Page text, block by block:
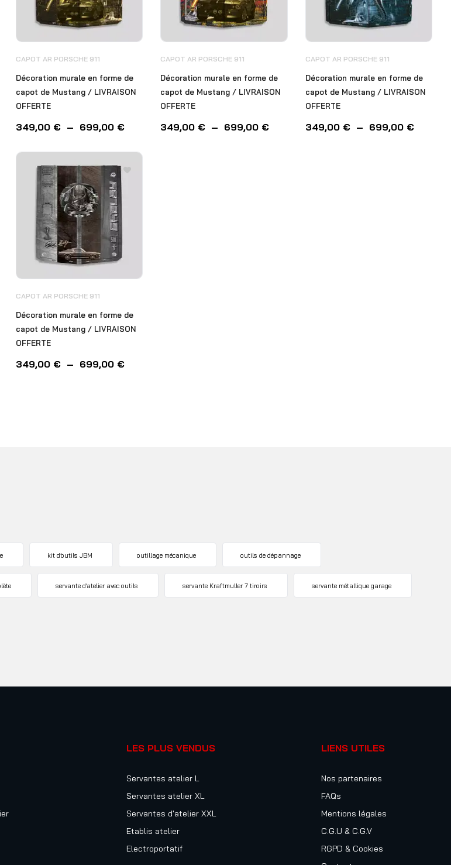
CAPOT AR PORSCHE 911
Décoration murale en forme de
capot de Mustang / LIVRAISON
OFFERTE
349,00 € – 699,00 €
CAPOT AR PORSCHE 911
Décoration murale en forme de
capot de Mustang / LIVRAISON
OFFERTE
349,00 € – 699,00 €
CAPOT AR PORSCHE 911
Décoration murale en forme de
capot de Mustang / LIVRAISON
OFFERTE
349,00 € – 699,00 €
CAPOT AR PORSCHE 911
Décoration murale en forme de
capot de Mustang / LIVRAISON
OFFERTE
349,00 € – 699,00 €
kit d’outils JBM outillage mécanique outils de dépannage
servante d’atelier avec outils servante Kraftmuller 7 tiroirs servante métallique garage
LES PLUS VENDUS
Servantes atelier L
Servantes atelier XL
Servantes d'atelier XXL
Etablis atelier
Electroportatif
LIENS UTILES
Nos partenaires
FAQs
Mentions légales
C.G.U & C.G.V
RGPD & Cookies